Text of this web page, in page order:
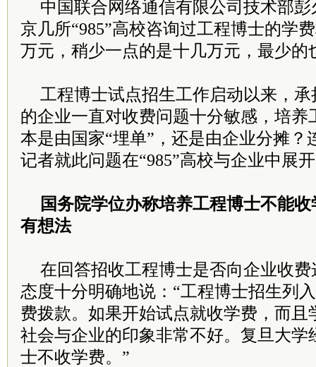
中国联合网络通信有限公司技术部
京几所“985”高校咨询过工程博士的学
万元，稍少一点的是十几万元，最少的
工程博士试点招生工作启动以来，
的企业一直对收费问题十分敏感，培养
本是由国家“埋单”，还是由企业分摊？
记者就此问题在“985”高校与企业中展
国务院学位办称培养工程博士不能
有想法
在回答招收工程博士是否向企业收
态度十分明确地说：“工程博士招生列
费拨款。如果开始试点就收学费，而且
社会与企业的印象非常不好。复旦大学
士不收学费。”